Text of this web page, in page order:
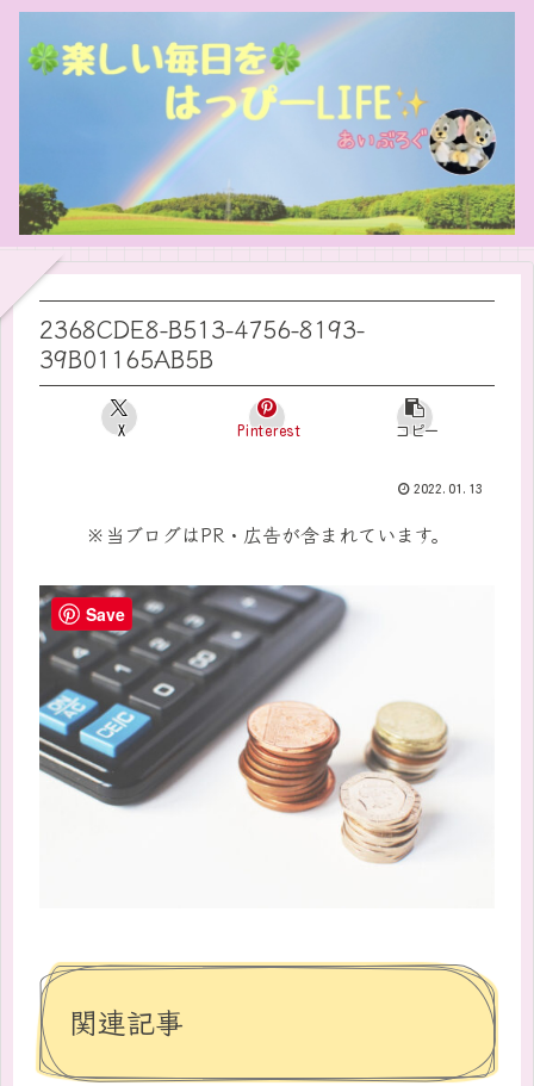
2368CDE8-B513-4756-8193-
39B01165AB5B
X Pinterest コピー
2022.01.13
※当ブログはPR・広告が含まれています。
関連記事
Save